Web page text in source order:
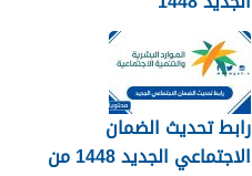
رابط تحديث الضمان
الاجتماعي الجديد 1448 من